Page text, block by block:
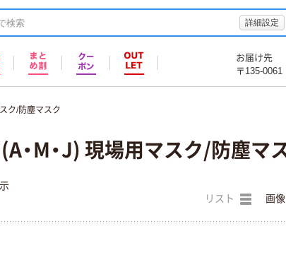
詳細設定
お届け先
〒135-0061
ク/防塵マスク
・M・J) 現場用マスク/防塵マ
リスト 画像